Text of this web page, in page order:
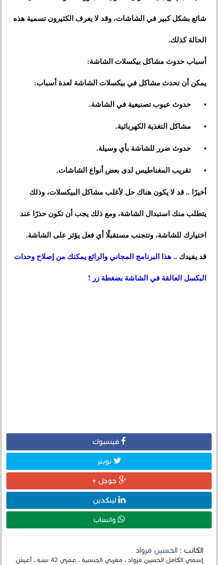
شائع بشكل كبير في الشاشات، وقد لا يعرف الكثيرون تسمية هذه
الحالة كذلك.
أسباب حدوث مشاكل بيكسلات الشاشة:
يمكن أن تحدث مشاكل في بيكسلات الشاشة لعدة أسباب:
•
حدوث عيوب تصنيعية في الشاشة.
• مشاكل التغذية الكهربائية.
• حدوث ضرر للشاشة بأي وسيلة.
• تقريب المغناطيس لدى بعض أنواع الشاشات.
أخيرًا .. قد لا يكون هناك حل لأغلب مشاكل البيكسلات، وذلك
يتطلب منك استبدال الشاشة، ومع ذلك يجب أن تكون حذرًا عند
اختيارك للشاشة، وتتجنب مستقبلًا أي فعل يؤثر على الشاشة.
قد يفيدك ..هذا البرنامج المجاني والرائع يمكنك من إصلاح وحدات
البكسل العالقة في الشاشة بضغطة زر !
فيسبوك
تويتر
جوجل +
لينكدين
واتساب
الكاتب :الحسين مزواد
إسمي الكامل الحسين مزواد ، مغربي الجنسية ، عمري 42 سنة ، أعيش